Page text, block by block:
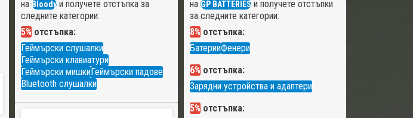
на Bloody и получете отстъпка за
следните категории:
5% отстъпка:
Геймърски слушалки
Геймърски клавиатури
Геймърски мишкиГеймърски падове
Bluetooth слушалки
на GP BATTERIESи получете отстъпки
за следните категории:
8% отстъпка:
БатерииФенери
6% отстъпка:
Зарядни устройства и адаптери
5% отстъпка: